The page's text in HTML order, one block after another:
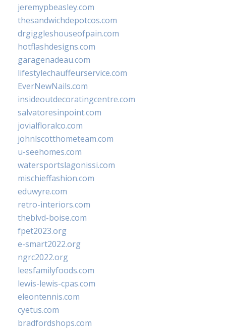
jeremypbeasley.com
thesandwichdepotcos.com
drgiggleshouseofpain.com
hotflashdesigns.com
garagenadeau.com
lifestylechauffeurservice.com
EverNewNails.com
insideoutdecoratingcentre.com
salvatoresinpoint.com
jovialfloralco.com
johnlscotthometeam.com
u-seehomes.com
watersportslagonissi.com
mischieffashion.com
eduwyre.com
retro-interiors.com
theblvd-boise.com
fpet2023.org
e-smart2022.org
ngrc2022.org
leesfamilyfoods.com
lewis-lewis-cpas.com
eleontennis.com
cyetus.com
bradfordshops.com